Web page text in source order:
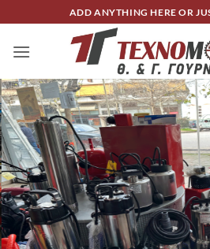
στο
περιεχόμενο
ADD ANYTHING HERE OR